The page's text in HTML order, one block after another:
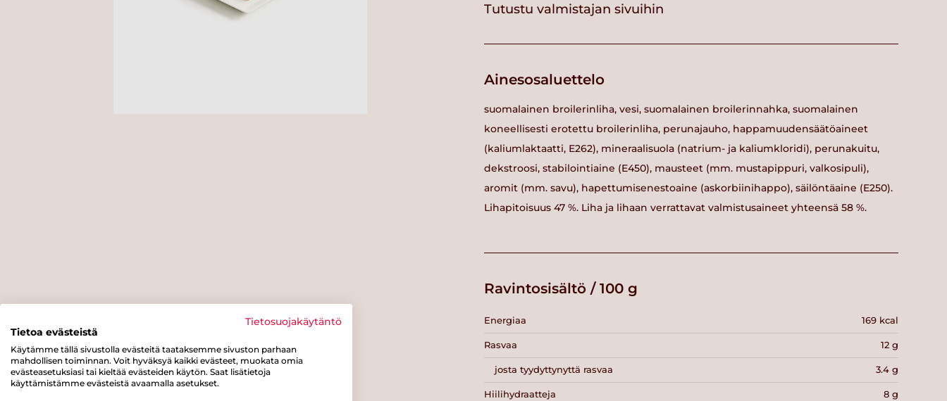
Tutustu valmistajan sivuihin
Ainesosaluettelo
suomalainen broilerinliha, vesi, suomalainen broilerinnahka, suomalainen
koneellisesti erotettu broilerinliha, perunajauho, happamuudensäätöaineet
(kaliumlaktaatti, E262), mineraalisuola (natrium- ja kaliumkloridi), perunakuitu,
dekstroosi, stabilointiaine (E450), mausteet (mm. mustapippuri, valkosipuli),
aromit (mm. savu), hapettumisenestoaine (askorbiinihappo), säilöntäaine (E250).
Lihapitoisuus 47 %. Liha ja lihaan verrattavat valmistusaineet yhteensä 58 %.
Ravintosisältö / 100 g
Energiaa 169 kcal
Rasvaa 12 g
josta tyydyttynyttä rasvaa 3.4 g
Hiilihydraatteja 8 g
Tietosuojakäytäntö
Tietoa evästeistä
Käytämme tällä sivustolla evästeitä taataksemme sivuston parhaan
mahdollisen toiminnan. Voit hyväksyä kaikki evästeet, muokata omia
evästeasetuksiasi tai kieltää evästeiden käytön. Saat lisätietoja
käyttämistämme evästeistä avaamalla asetukset.